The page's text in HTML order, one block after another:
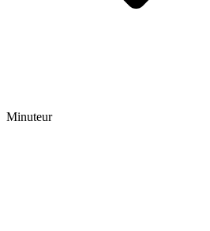
Minuteur